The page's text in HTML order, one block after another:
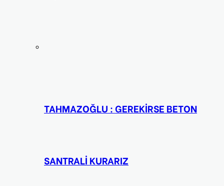
TAHMAZOĞLU : GEREKİRSE BETON
SANTRALİ KURARIZ